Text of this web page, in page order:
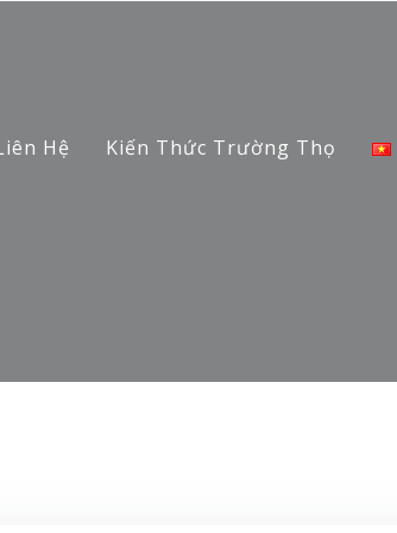
Hệ Kiến Thức Trường Thọ